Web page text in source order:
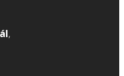
,